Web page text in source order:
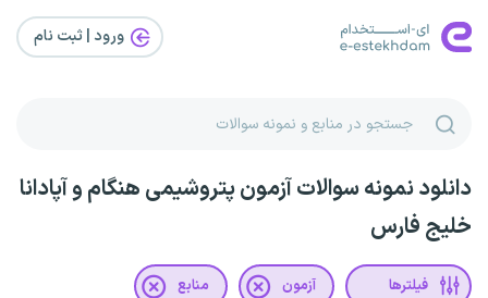
ورود | ثبت‌ نام
دانلود نمونه سوالات آزمون پتروشیمی هنگام و آپادانا
خلیج فارس
فیلترها آزمون منابع